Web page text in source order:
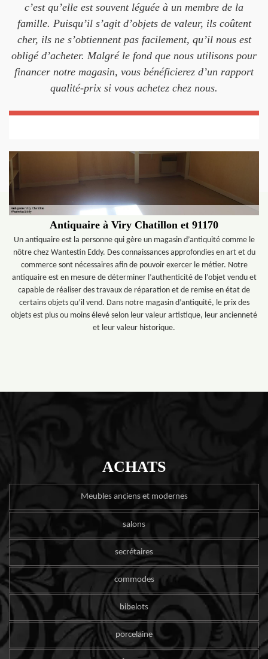
c’est qu’elle est souvent léguée à un membre de la
famille. Puisqu’il s’agit d’objets de valeur, ils coûtent
cher, ils ne s’obtiennent pas facilement, qu’il nous est
obligé d’acheter. Malgré le fond que nous utilisons pour
financer notre magasin, vous bénéficierez d’un rapport
qualité-prix si vous achetez chez nous.
Antiquaire à Viry Chatillon et 91170
Un antiquaire est la personne qui gère un magasin d’antiquité comme le
nôtre chez Wantestin Eddy. Des connaissances approfondies en art et du
commerce sont nécessaires afin de pouvoir exercer le métier. Notre
antiquaire est en mesure de déterminer l’authenticité de l’objet vendu et
capable de réaliser des travaux de réparation et de remise en état de
certains objets qu’il vend. Dans notre magasin d’antiquité, le prix des
objets est plus ou moins élevé selon leur valeur artistique, leur ancienneté
et leur valeur historique.
ACHATS
Meubles anciens et modernes
salons
secrétaires
commodes
bibelots
porcelaine